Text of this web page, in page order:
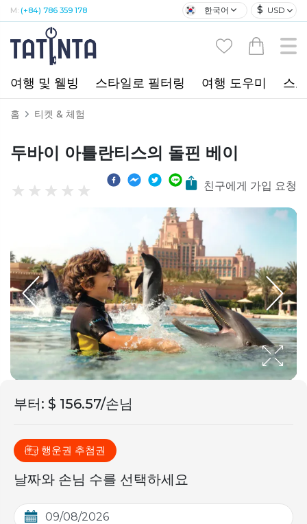
M: (+84) 786 359 178 한국어 $ USD
여행 및 웰빙 스타일로 필터링 여행 도우미 스
홈 티켓 & 체험
두바이 아틀란티스의 돌핀 베이
친구에게 가입 요청
부터: $ 156.57/손님
행운권 추첨권
날짜와 손님 수를 선택하세요